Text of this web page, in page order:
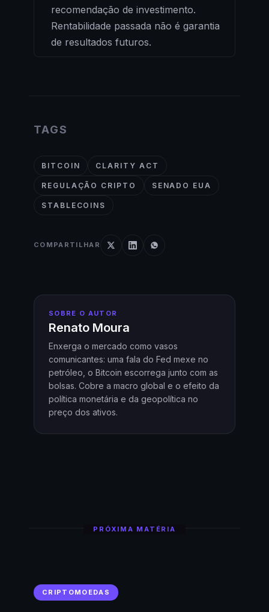
recomendação de investimento.
Rentabilidade passada não é garantia
de resultados futuros.
TAGS
BITCOIN CLARITY ACT
REGULAÇÃO CRIPTO SENADO EUA
STABLECOINS
COMPARTILHAR
SOBRE O AUTOR
Renato Moura
Enxerga o mercado como vasos
comunicantes: uma fala do Fed mexe no
petróleo, o Bitcoin escorrega junto com as
bolsas. Cobre a macro global e o efeito da
política monetária e da geopolítica no
preço dos ativos.
PRÓXIMA MATÉRIA
CRIPTOMOEDAS